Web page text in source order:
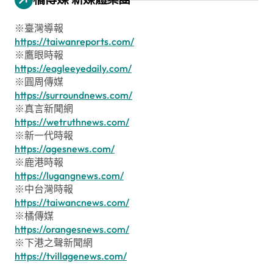
※臺灣導報
https://taiwanreports.com/
※鷹眼時報
https://eagleeyedaily.com/
※圓周傳媒
https://surroundnews.com/
※真言新聞網
https://wetruthnews.com/
※新一代時報
https://agesnews.com/
※鹿港時報
https://lugangnews.com/
※中台灣時報
https://taiwancnews.com/
※橘傳媒
https://orangesnews.com/
※下港之聲新聞網
https://tvillagenews.com/